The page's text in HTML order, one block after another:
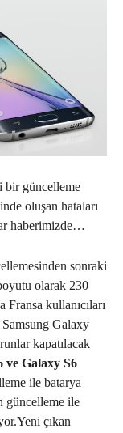
bir güncelleme
oluşan hataları
haberimizde…
sonraki
olarak 230
kullanıcıları
Galaxy
kapatılacak
ve Galaxy S6
ile batarya
güncelleme ile
çıkan